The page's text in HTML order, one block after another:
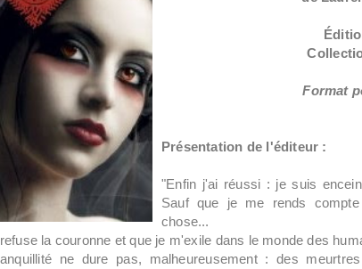
Format
Présentation de l'éditeur :
"Enfin j'ai réussi : je suis
Sauf que je me rends
chose...
la couronne et que je m'exile dans le monde des
ne dure pas, malheureusement : des